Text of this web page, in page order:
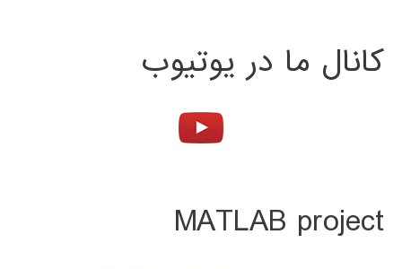
کانال ما در یوتیوب
MATLAB project